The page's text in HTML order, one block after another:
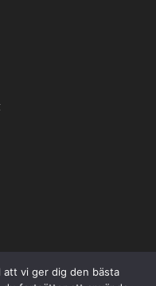
vi ger dig den bästa